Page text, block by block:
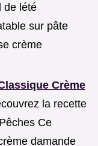
de lété
sur pâte
crème
Crème
la recette
Ce
damande